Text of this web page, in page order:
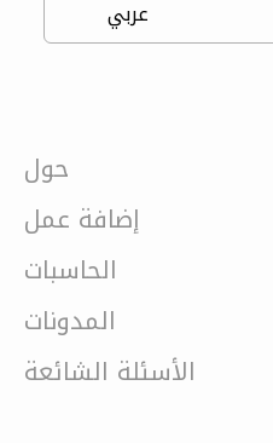
حول
إضافة عمل
الحاسبات
المدونات
الأسئلة الشائعة